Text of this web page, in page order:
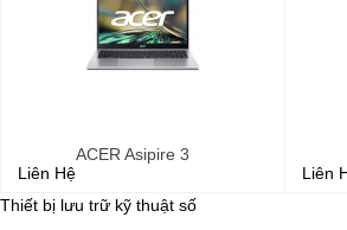
Liên Hệ
ACER Asipire 3
Liên
Thiết bị lưu trữ kỹ thuật số